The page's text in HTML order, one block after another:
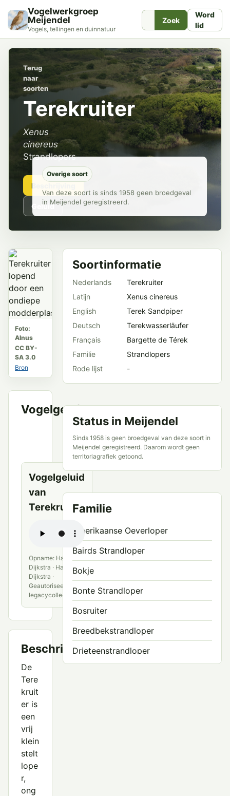
Vogelwerkgroep
Meijendel
Vogels, tellingen en duinnatuur
Zoek
Word
lid
Terug
naar
soorten
Terekruiter
Xenus
cinereus
Strandlopers
Beschrijving
Geluid
Overige soort
Van deze soort is sinds 1958 geen broedgeval
in Meijendel geregistreerd.
Foto:
Alnus
CC BY-
SA 3.0
Bron
Vogelgeluid
Meijendel
openbare
bronnen
Vogelgeluid
van
Terekruiter
Opname: Hans
Dijkstra · Hans
Dijkstra ·
Geautoriseerde
legacycollectie
Beschrijving
De
Tere
kruit
er is
een
vrij
klein
stelt
lope
r,
ong
Soortinformatie
Nederlands
Terekruiter
Latijn
Xenus cinereus
English
Terek Sandpiper
Deutsch
Terekwasserläufer
Français
Bargette de Térek
Familie
Strandlopers
Rode lijst
-
Status in Meijendel
Sinds 1958 is geen broedgeval van deze soort in
Meijendel geregistreerd. Daarom wordt geen
territoriagrafiek getoond.
Familie
Amerikaanse Oeverloper
Bairds Strandloper
Bokje
Bonte Strandloper
Bosruiter
Breedbekstrandloper
Drieteenstrandloper